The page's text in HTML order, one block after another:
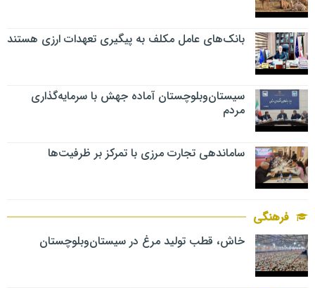
بانک‌های عامل مکلف به پیگیری تعهدات ارزی هستند
سیستان‌وبلوچستان آماده جهش با سرمایه‌گذاری
مردم
ساماندهی تجارت مرزی با تمرکز بر ظرفیت‌ها
فرهنگی
خاش، قطب تولید مرغ در سیستان‌وبلوچستان